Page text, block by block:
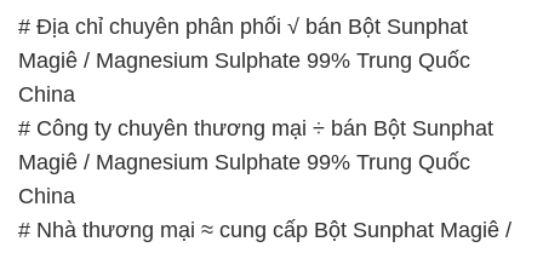
Magnesium Sulphate 99% Trung Quốc China
📞PHÒNG KINH DOANH – CÔNG TY HÓA CHẤT
ĐẮC TRƯỜNG PHÁT 🌐
🌐 Website: https://hoachatdetnhuom.com/
📞 Hotline: